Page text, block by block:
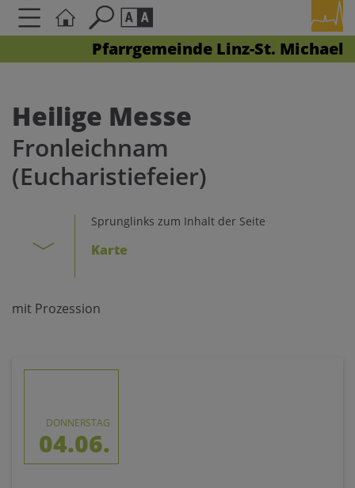
Pfarrgemeinde Linz-St. Michael
Schriftgröße
AAA
Kontrasteinstellungen
A A A
Heilige Messe
Fronleichnam
(Eucharistiefeier)
Sprunglinks zum Inhalt der Seite
Karte
mit Prozession
DONNERSTAG
04.06.